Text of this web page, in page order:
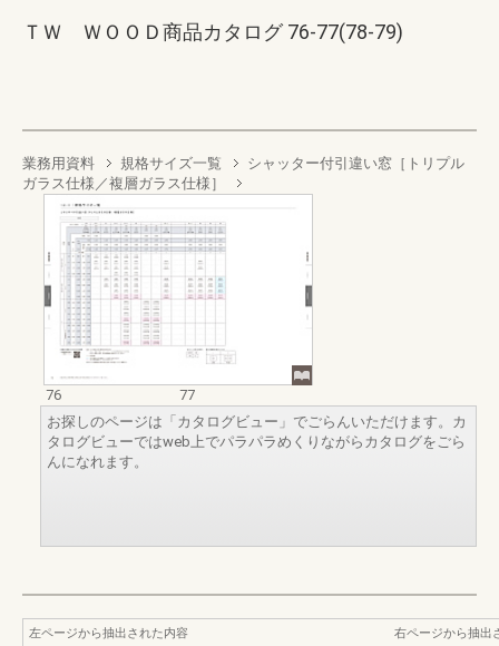
ＴＷ ＷＯＯＤ商品カタログ 76-77(78-79)
業務用資料 規格サイズ一覧
シャッター付引違い窓［トリプル
ガラス仕様／複層ガラス仕様］
76
77
お探しのページは「カタログビュー」でごらんいただけます。カ
タログビューではweb上でパラパラめくりながらカタログをごら
んになれます。
左ページから抽出された内容
右ページから抽出